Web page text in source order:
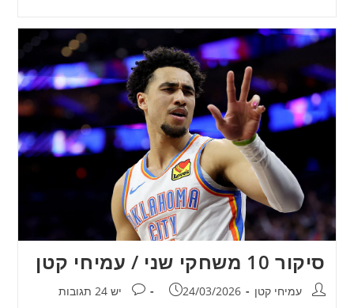
סיקור 10 משחקי שני / עמיחי קטן
מחבר:עמיחי קטן פורסם:
24/03/2026 תגובות:
יש 24 תגובות